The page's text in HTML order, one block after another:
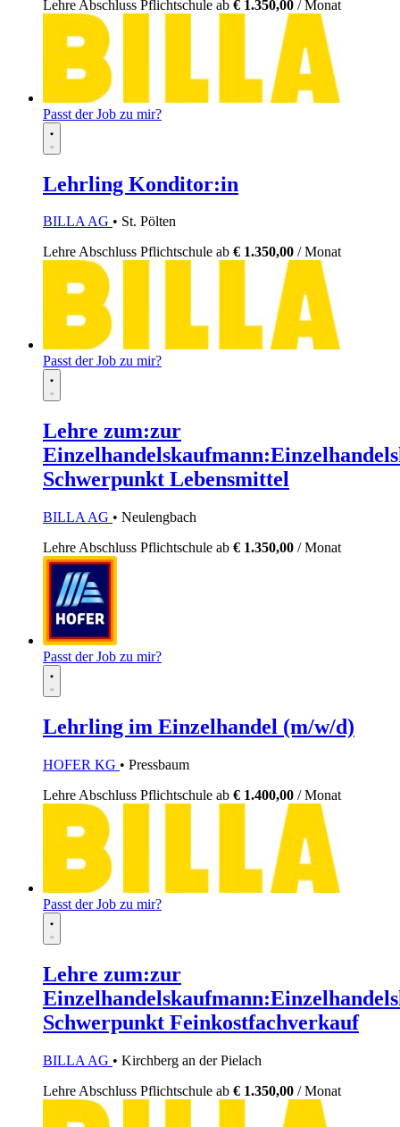
Lehre Abschluss Pflichtschule ab € 1.350,00 / Monat
Passt der Job zu mir?
Lehrling Konditor:in
BILLA AG • St. Pölten
LehreAbschluss Pflichtschule ab € 1.350,00 / Monat
Passt der Job zu mir?
Lehre zum:zur
Schwerpunkt Lebensmittel
BILLA AG • Neulengbach
Lehre Abschluss Pflichtschule ab € 1.350,00 / Monat
Passt der Job zu mir?
Lehrling im Einzelhandel (m/w/d)
HOFER KG • Pressbaum
Lehre Abschluss Pflichtschule ab € 1.400,00 / Monat
Passt der Job zu mir?
Lehre zum:zur
Schwerpunkt Feinkostfachverkauf
BILLA AG • Kirchberg an der Pielach
Lehre Abschluss Pflichtschule ab € 1.350,00 / Monat